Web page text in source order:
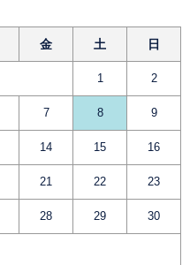
金 土 日
1 2
7 8 9
14 15 16
21 22 23
28 29 30